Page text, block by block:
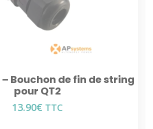
– Bouchon de fin de string
pour QT2
13.90€ TTC